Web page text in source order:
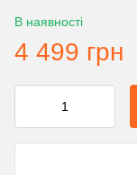
В наявності
4 499 грн